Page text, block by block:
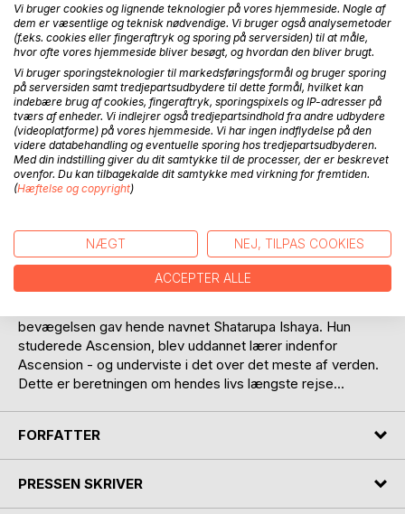
Føj til ønskeliste
Anmeld titel
BESKRIVELSE
Den danske kvinde, mor og bogholder Helle Jepsen
besluttede i 90'erne at ændre radikalt på sit livsgrundlag.
Hun opsagde sit job, solgte sin lejlighed og rejste til USA, i
bevægelsen gav hende navnet Shatarupa Ishaya. Hun
studerede Ascension, blev uddannet lærer indenfor
Ascension - og underviste i det over det meste af verden.
Dette er beretningen om hendes livs længste rejse...
FORFATTER
PRESSEN SKRIVER
Vi bruger cookies og lignende teknologier på vores hjemmeside. Nogle af
dem er væsentlige og teknisk nødvendige. Vi bruger også analysemetoder
(f.eks. cookies eller fingeraftryk og sporing på serversiden) til at måle,
hvor ofte vores hjemmeside bliver besøgt, og hvordan den bliver brugt.
Vi bruger sporingsteknologier til markedsføringsformål og bruger sporing
på serversiden samt tredjepartsudbydere til dette formål, hvilket kan
indebære brug af cookies, fingeraftryk, sporingspixels og IP-adresser på
tværs af enheder. Vi indlejrer også tredjepartsindhold fra andre udbydere
(videoplatforme) på vores hjemmeside. Vi har ingen indflydelse på den
videre databehandling og eventuelle sporing hos tredjepartsudbyderen.
Med din indstilling giver du dit samtykke til de processer, der er beskrevet
ovenfor. Du kan tilbagekalde dit samtykke med virkning for fremtiden.
(Hæftelse og copyright)
NÆGT NEJ, TILPAS COOKIES
ACCEPTER ALLE